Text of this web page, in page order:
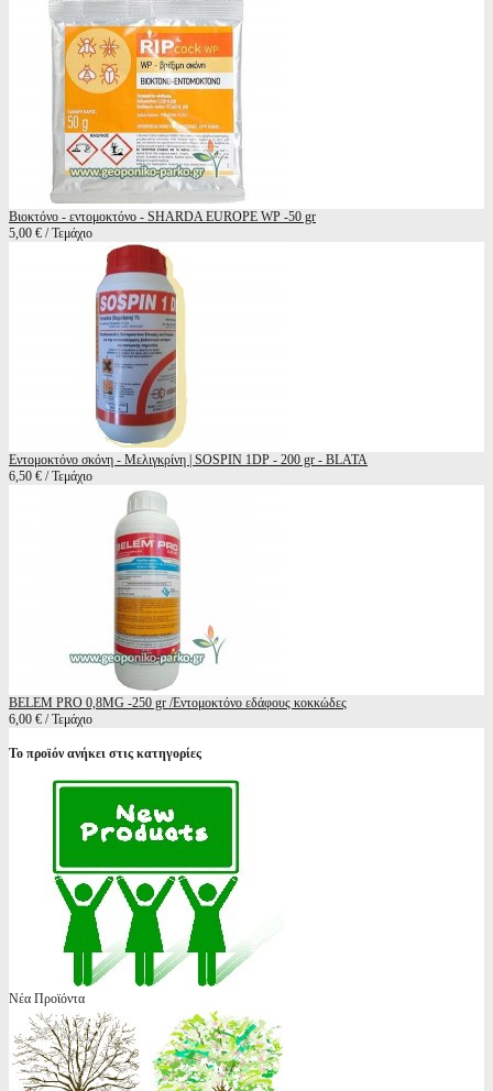
Βιοκτόνο - εντομοκτόνο - SHARDA EUROPE WP -50 gr
5,00 € / Τεμάχιο
Εντομοκτόνο σκόνη - Μελιγκρίνη | SOSPIN 1DP - 200 gr - BLATA
6,50 € / Τεμάχιο
BELEM PRO 0,8MG -250 gr /Εντομοκτόνο εδάφους κοκκώδες
6,00 € / Τεμάχιο
Το προϊόν ανήκει στις κατηγορίες
Νέα Προϊόντα